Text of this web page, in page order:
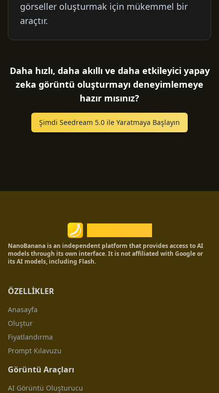
görseller oluşturmak için mükemmel bir
araçtır.
Daha hızlı, daha akıllı ve daha etkileyici yapay
zeka görüntü oluşturmayı deneyimlemeye
hazır mısınız?
Şimdi Seedream 5.0 ile Yaratmaya Başlayın
NanoBanana is an independent platform that provides access to AI
models through its own interface. It is not affiliated with Google or
its AI models, including Flash.
ÖZELLİKLER
Anasayfa
Oluştur
Fiyatlandırma
Prompt Kılavuzu
Görüntü Araçları
AI Görüntü Oluşturucu